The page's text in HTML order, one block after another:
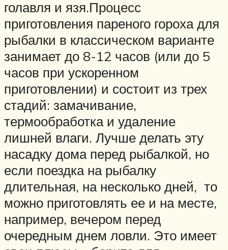
голавля и язя.Процесс
приготовления пареного гороха для
рыбалки в классическом варианте
занимает до 8-12 часов (или до 5
часов при ускоренном
приготовлении) и состоит из трех
стадий: замачивание,
термообработка и удаление
лишней влаги. Лучше делать эту
насадку дома перед рыбалкой, но
если поездка на рыбалку
длительная, на несколько дней, то
можно приготовлять ее и на месте,
например, вечером перед
очередным днем ловли. Это имеет